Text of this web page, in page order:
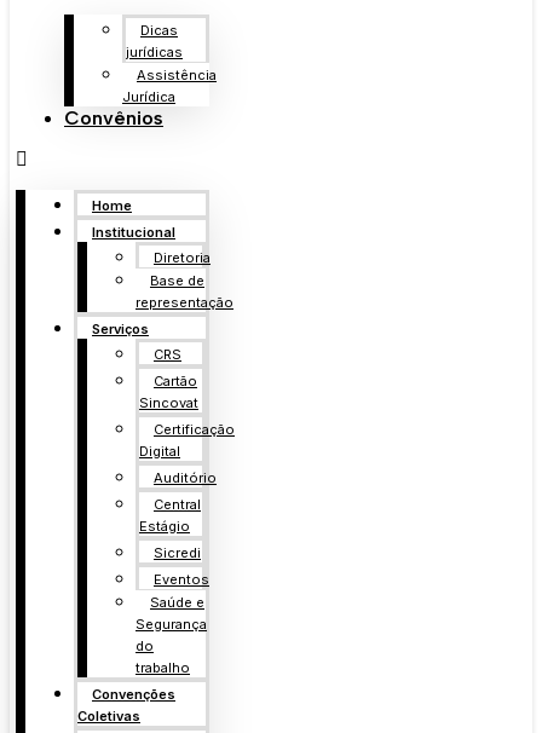
Dicas
jurídicas
Assistência
Jurídica
Convênios
Home
Institucional
Diretoria
Base de
representação
Serviços
CRS
Cartão
Sincovat
Certificação
Digital
Auditório
Central
Estágio
Sicredi
Eventos
Saúde e
Segurança
do
trabalho
Convenções
Coletivas